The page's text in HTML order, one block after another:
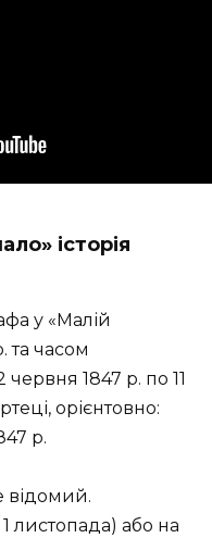
історія
у «Малій
та часом
1847 р. по 11
орієнтовно:
р.
відомий.
листопада) або на